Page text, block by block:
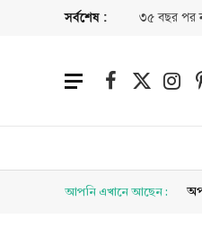
সর্বশেষ : ৩৫ বছর পর
Facebook
X
আপনি এখানে আছেন :